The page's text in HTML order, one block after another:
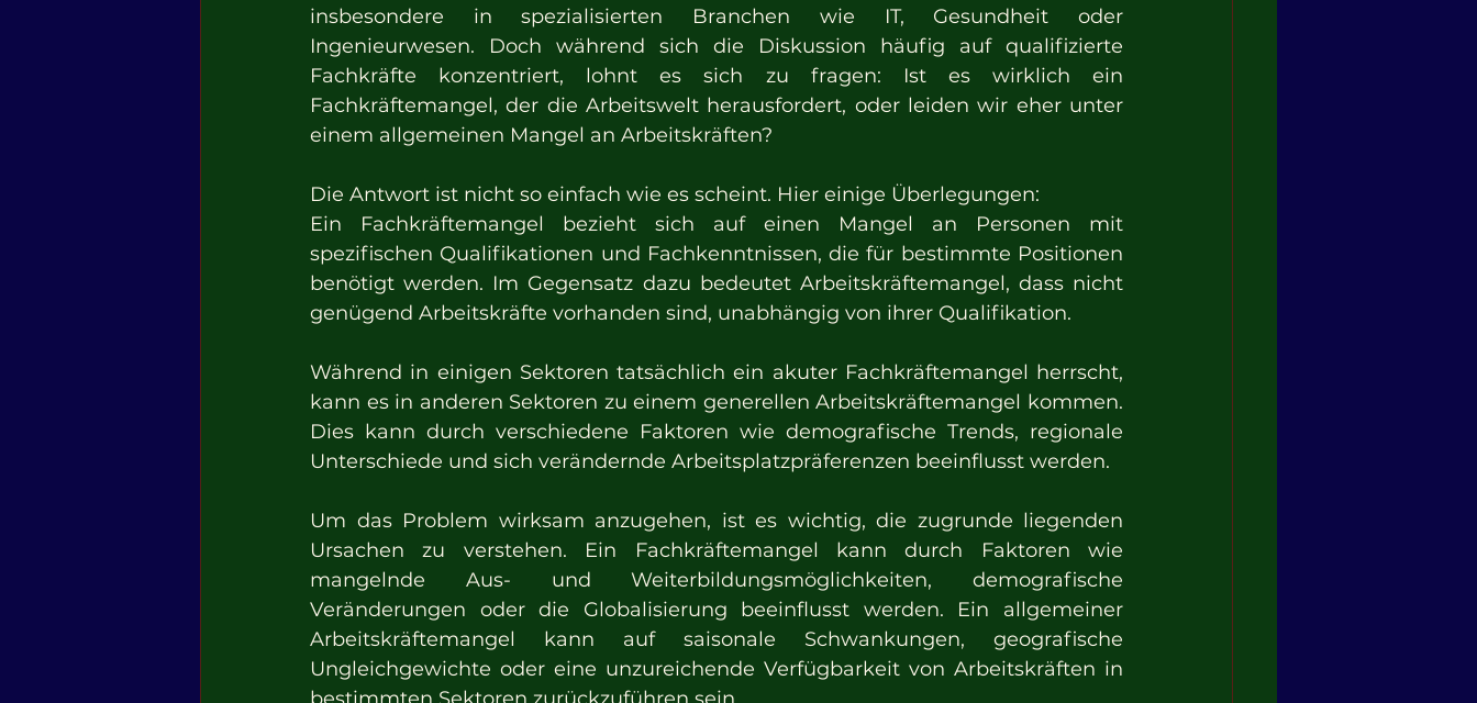
insbesondere in spezialisierten Branchen wie IT, Gesundheit oder
Ingenieurwesen. Doch während sich die Diskussion häufig auf qualifizierte
Fachkräfte konzentriert, lohnt es sich zu fragen: Ist es wirklich ein
Fachkräftemangel, der die Arbeitswelt herausfordert, oder leiden wir eher unter
einem allgemeinen Mangel an Arbeitskräften?
Die Antwort ist nicht so einfach wie es scheint. Hier einige Überlegungen:
Ein Fachkräftemangel bezieht sich auf einen Mangel an Personen mit
spezifischen Qualifikationen und Fachkenntnissen, die für bestimmte Positionen
benötigt werden. Im Gegensatz dazu bedeutet Arbeitskräftemangel, dass nicht
genügend Arbeitskräfte vorhanden sind, unabhängig von ihrer Qualifikation.
Während in einigen Sektoren tatsächlich ein akuter Fachkräftemangel herrscht,
kann es in anderen Sektoren zu einem generellen Arbeitskräftemangel kommen.
Dies kann durch verschiedene Faktoren wie demografische Trends, regionale
Unterschiede und sich verändernde Arbeitsplatzpräferenzen beeinflusst werden.
Um das Problem wirksam anzugehen, ist es wichtig, die zugrunde liegenden
Ursachen zu verstehen. Ein Fachkräftemangel kann durch Faktoren wie
mangelnde Aus- und Weiterbildungsmöglichkeiten, demografische
Veränderungen oder die Globalisierung beeinflusst werden. Ein allgemeiner
Arbeitskräftemangel kann auf saisonale Schwankungen, geografische
Ungleichgewichte oder eine unzureichende Verfügbarkeit von Arbeitskräften in